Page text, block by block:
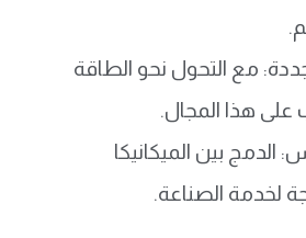
مع التحول نحو الطاقة
على هذا المجال.
الدمج بين الميكانيكا
لخدمة الصناعة.